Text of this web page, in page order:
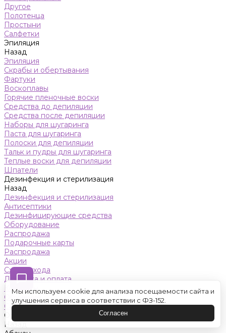
Другое
Полотенца
Простыни
Салфетки
Эпиляция
Назад
Эпиляция
Скрабы и обертывания
Фартуки
Воскоплавы
Горячие пленочные воски
Средства до депиляции
Средства после депиляции
Наборы для шугаринга
Паста для шугаринга
Полоски для депиляции
Тальк и пудры для шугаринга
Теплые воски для депиляции
Шпатели
Дезинфекция и стерилизация
Назад
Дезинфекция и стерилизация
Антисептики
Дезинфицирующие средства
Оборудование
Распродажа
Подарочные карты
Распродажа
Акции
Схемы ухода
Доставка и оплата
Контакты
Обучение
Салон красоты
Оренбург
Назад
Мы используем cookie для анализа посещаемости сайта и
улучшения сервиса в соответствии с ФЗ-152.
Согласен